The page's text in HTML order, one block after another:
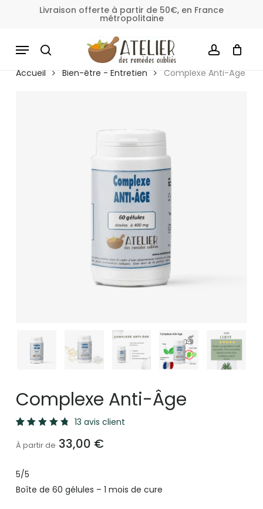
content
Livraison offerte à partir de 50€, en France
métropolitaine
SEARCH ACCOUNT
MENU panier
Accueil Bien-être - Entretien Complexe Anti-Âge
Complexe Anti-Âge
4.92
sur 5
sur
notations
13 avis client
À partir de 33,00 €
5/5
Boîte de 60 gélules – 1 mois de cure